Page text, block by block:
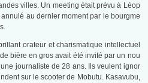
villes. Un meeting était prévu à Léop
au dernier moment par le bourgme
orateur et charismatique intellectuel
bière en gros avait été invité par un nou
journaliste de 28 ans. Ils veulent ignor
sur le scooter de Mobutu. Kasavubu,